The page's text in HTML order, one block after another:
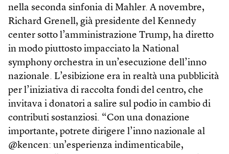
nella seconda sinfonia di Mahler. A novembre,
Richard Grenell, già presidente del Kennedy
center sotto l’amministrazione Trump, ha diretto
in modo piuttosto impacciato la National
symphony orchestra in un’esecuzione dell’inno
nazionale. L’esibizione era in realtà una pubblicità
per l’iniziativa di raccolta fondi del centro, che
invitava i donatori a salire sul podio in cambio di
contributi sostanziosi. “Con una donazione
importante, potrete dirigere l’inno nazionale al
@kencen: un’esperienza indimenticabile,